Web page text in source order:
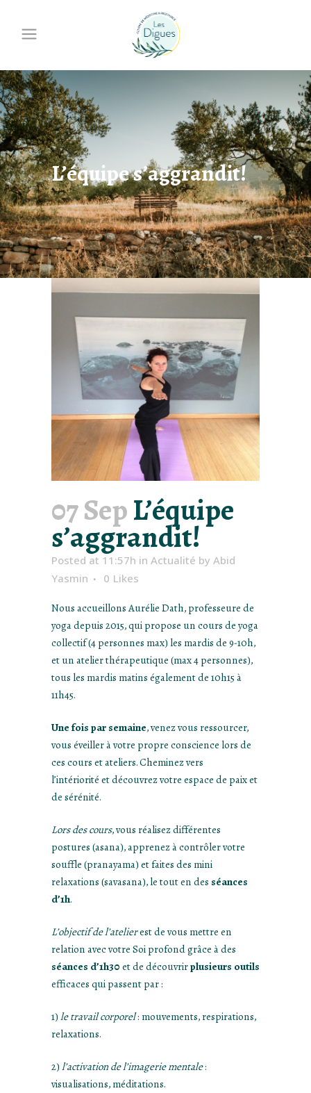
L’équipe s’aggrandit!
07 SepL’équipe
s’aggrandit!
Posted at 11:57h in Actualité by Abid
Yasmin
0 Likes
Nous accueillons Aurélie Dath, professeure de
yoga depuis 2015, qui propose un cours de yoga
collectif (4 personnes max) les mardis de 9-10h,
et un atelier thérapeutique (max 4 personnes),
tous les mardis matins également de 10h15 à
11h45.
Une fois par semaine, venez vous ressourcer,
vous éveiller à votre propre conscience lors de
ces cours et ateliers. Cheminez vers
l’intériorité et découvrez votre espace de paix et
de sérénité.
Lors des cours, vous réalisez différentes
postures (asana), apprenez à contrôler votre
souffle (pranayama) et faites des mini
relaxations (savasana), le tout en des séances
d’1h.
L’objectif de l’atelierest de vous mettre en
relation avec votre Soi profond grâce à des
séances d’1h30et de découvrirplusieurs outils
efficaces qui passent par :
1)le travail corporel: mouvements, respirations,
relaxations.
2)l’activation de l’imagerie mentale:
visualisations, méditations.